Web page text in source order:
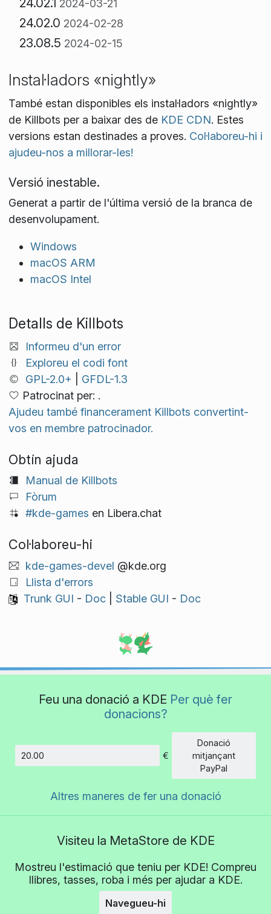
2024-03-21
24.02.0 2024-02-28
23.08.5 2024-02-15
Instal·ladors «nightly»
També estan disponibles els instal·ladors «nightly»
de Killbots per a baixar des de KDE CDN. Estes
versions estan destinades a proves. Col·laboreu-hi i
ajudeu-nos a millorar-les!
Versió inestable.
Generat a partir de l'última versió de la branca de
desenvolupament.
Windows
macOS ARM
macOS Intel
Detalls de Killbots
Informeu d'un error
Exploreu el codi font
GPL-2.0+
GFDL-1.3
Patrocinat per: .
Ajudeu també financerament Killbots convertint-
vos en membre patrocinador.
Obtín ajuda
Manual de Killbots
Fòrum
#kde-games en Libera.chat
Col·laboreu-hi
kde-games-devel @kde.org
Llista d'errors
Trunk GUI - Doc| Stable GUI - Doc
Feu una donació a KDE Per què fer
donacions?
€
Donació
mitjançant
PayPal
Altres maneres de fer una donació
Visiteu la MetaStore de KDE
Mostreu l'estimació que teniu per KDE! Compreu
llibres, tasses, roba i més per ajudar a KDE.
Navegueu-hi